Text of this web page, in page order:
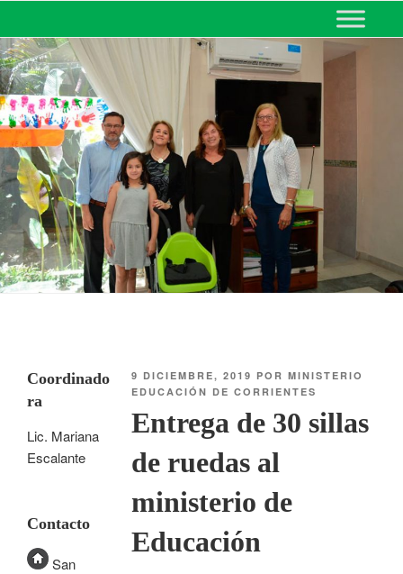
MINISTERIO DE EDUCACIÓN
DE CORRIENTES
9 DICIEMBRE, 2019 PORMINISTERIO
EDUCACIÓN DE CORRIENTES
Entrega de 30 sillas
de ruedas al
ministerio de
Educación
Coordinado
ra
Lic. Mariana
Escalante
Contacto
San